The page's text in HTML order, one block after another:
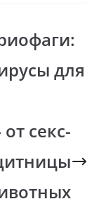
для
секс-